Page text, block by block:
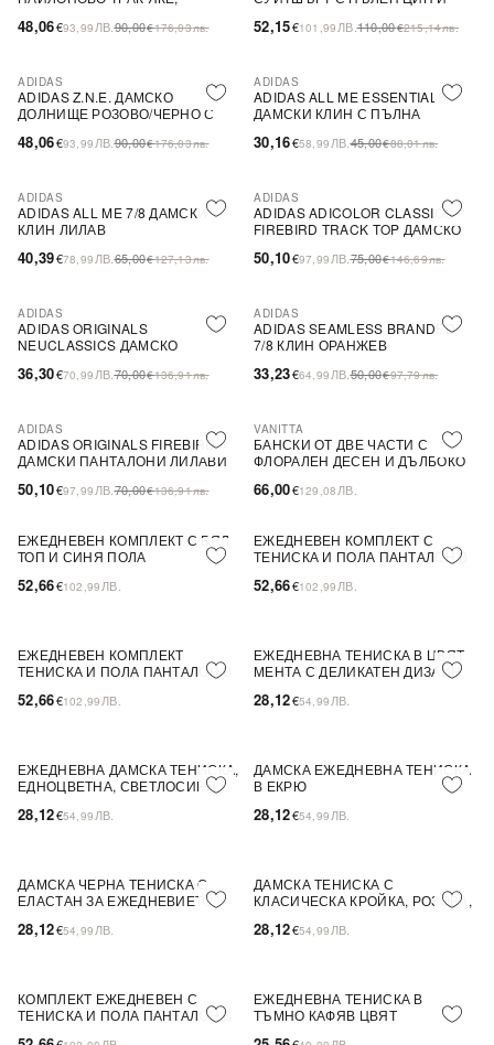
48,06€93,99 ЛВ.90,00€176,03лв. 52,15€101,99 ЛВ.110,00€215,14лв.
NEW IN
ADIDAS
ADIDAS Z.N.E. ДАМСКО
ДОЛНИЩЕ РОЗОВО/ЧЕРНО С
48,06€93,99 ЛВ.90,00€176,03лв.
NEW IN
ADIDAS
ADIDAS ALL ME ESSENTIALS
ДАМСКИ КЛИН С ПЪЛНА
30,16€58,99 ЛВ.45,00€88,01лв.
NEW IN
ADIDAS
ADIDAS ALL ME 7/8 ДАМСКИ
КЛИН ЛИЛАВ
40,39€78,99 ЛВ.65,00€127,13лв.
NEW IN
ADIDAS
ADIDAS ADICOLOR CLASSICS
FIREBIRD TRACK TOP ДАМСКО
ТЪМНОСИНЬО
50,10€97,99 ЛВ.75,00€146,69лв.
NEW IN
ADIDAS
ADIDAS ORIGINALS
NEUCLASSICS ДАМСКО
36,30€70,99 ЛВ.70,00€136,91лв.
NEW IN
ADIDAS
ADIDAS SEAMLESS BRANDED
7/8 КЛИН ОРАНЖЕВ
33,23€64,99 ЛВ.50,00€97,79лв.
NEW IN
ADIDAS
ADIDAS ORIGINALS FIREBIRD
ДАМСКИ ПАНТАЛОНИ ЛИЛАВИ
50,10€97,99 ЛВ.70,00€136,91лв.
NEW IN
VANITTA
БАНСКИ ОТ ДВЕ ЧАСТИ С
ФЛОРАЛЕН ДЕСЕН И ДЪЛБОКО
66,00€129,08 ЛВ.
NEW IN ПОСЛЕДНА БРОЙКА
ЕЖЕДНЕВЕН КОМПЛЕКТ С БЯЛ
ТОП И СИНЯ ПОЛА
52,66€102,99 ЛВ.
NEW IN ПОСЛЕДНА БРОЙКА
ЕЖЕДНЕВЕН КОМПЛЕКТ С
ТЕНИСКА И ПОЛА ПАНТАЛОН В
52,66€102,99 ЛВ.
NEW IN ПОСЛЕДНА БРОЙКА
ЕЖЕДНЕВЕН КОМПЛЕКТ
ТЕНИСКА И ПОЛА ПАНТАЛОН В
52,66€102,99 ЛВ.
NEW IN
ЕЖЕДНЕВНА ТЕНИСКА В ЦВЯТ
МЕНТА С ДЕЛИКАТЕН ДИЗАЙН
28,12€54,99 ЛВ.
NEW IN
ЕЖЕДНЕВНА ДАМСКА ТЕНИСКА,
ЕДНОЦВЕТНА, СВЕТЛОСИНЯ
28,12€54,99 ЛВ.
NEW IN
ДАМСКА ЕЖЕДНЕВНА ТЕНИСКА
В ЕКРЮ
28,12€54,99 ЛВ.
NEW IN
ДАМСКА ЧЕРНА ТЕНИСКА С
ЕЛАСТАН ЗА ЕЖЕДНЕВИЕТО
28,12€54,99 ЛВ.
NEW IN
ДАМСКА ТЕНИСКА С
КЛАСИЧЕСКА КРОЙКА, РОЗОВА,
28,12€54,99 ЛВ.
NEW IN ПОСЛЕДНА БРОЙКА
КОМПЛЕКТ ЕЖЕДНЕВЕН С
ТЕНИСКА И ПОЛА ПАНТАЛОН В
NEW IN
ЕЖЕДНЕВНА ТЕНИСКА В
ТЪМНО КАФЯВ ЦВЯТ